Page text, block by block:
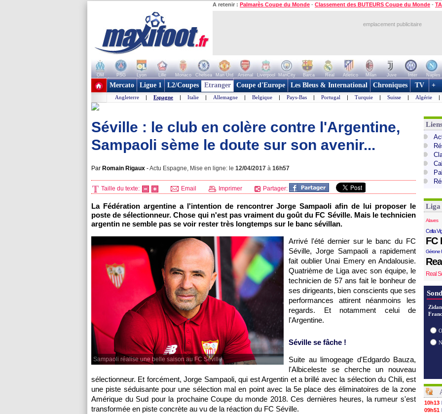
A retenir : Palmarès Coupe du Monde - Classement des BUTEURS Coupe du Monde -
emplacement publicitaire
OM PSG Lyon Lille Monaco Chelsea Man Utd Arsenal Liverpool ManCity Barca Real Atletico Milan Juve Inter Naples
+ de clubs
Mercato Ligue 1 L2/Coupes Etranger Coupe d'Europe Les Bleus & International Chroniques TV +
Angleterre | Espagne | Italie | Allemagne | Belgique | Pays-Bas | Portugal | Turquie | Suisse | Algérie |
Séville : le club en colère contre l'Argentine,
Sampaoli sème le doute sur son avenir...
Par Romain Rigaux -Actu Espagne, Mise en ligne: le 12/04/2017 à 16h57
Taille du texte: Email Imprimer Partager:
La Fédération argentine a l'intention de rencontrer Jorge Sampaoli afin de lui proposer le
poste de sélectionneur. Chose qui n'est pas vraiment du goût du FC Séville. Mais le technicien
argentin ne semble pas se voir rester très longtemps sur le banc sévillan.
Sampaoli réalise une belle saison au FC Séville
Arrivé l'été dernier sur le banc du FC
Séville, Jorge Sampaoli a rapidement
fait oublier Unai Emery en Andalousie.
Quatrième de Liga avec son équipe, le
technicien de 57 ans fait le bonheur de
ses dirigeants, bien conscients que ses
performances attirent néanmoins les
regards. Et notamment celui de
l'Argentine.
Séville se fâche !
Suite au limogeage d'Edgardo Bauza,
l'Albiceleste se cherche un nouveau
sélectionneur. Et forcément, Jorge Sampaoli, qui est Argentin et a brillé avec la sélection du Chili, est
une piste séduisante pour une sélection mal en point avec la 5e place des éliminatoires de la zone
Amérique du Sud pour la prochaine Coupe du monde 2018. Ces dernières heures, la rumeur s'est
transformée en piste concrète au vu de la réaction du FC Séville.
Liga
Alaves
Celta
FC
Gérone
Real
10h13
09h51